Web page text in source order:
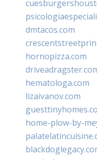
dmtacos.com
hornopizza.com
hematologa.com
lizaivanov.com
home-plow-by-